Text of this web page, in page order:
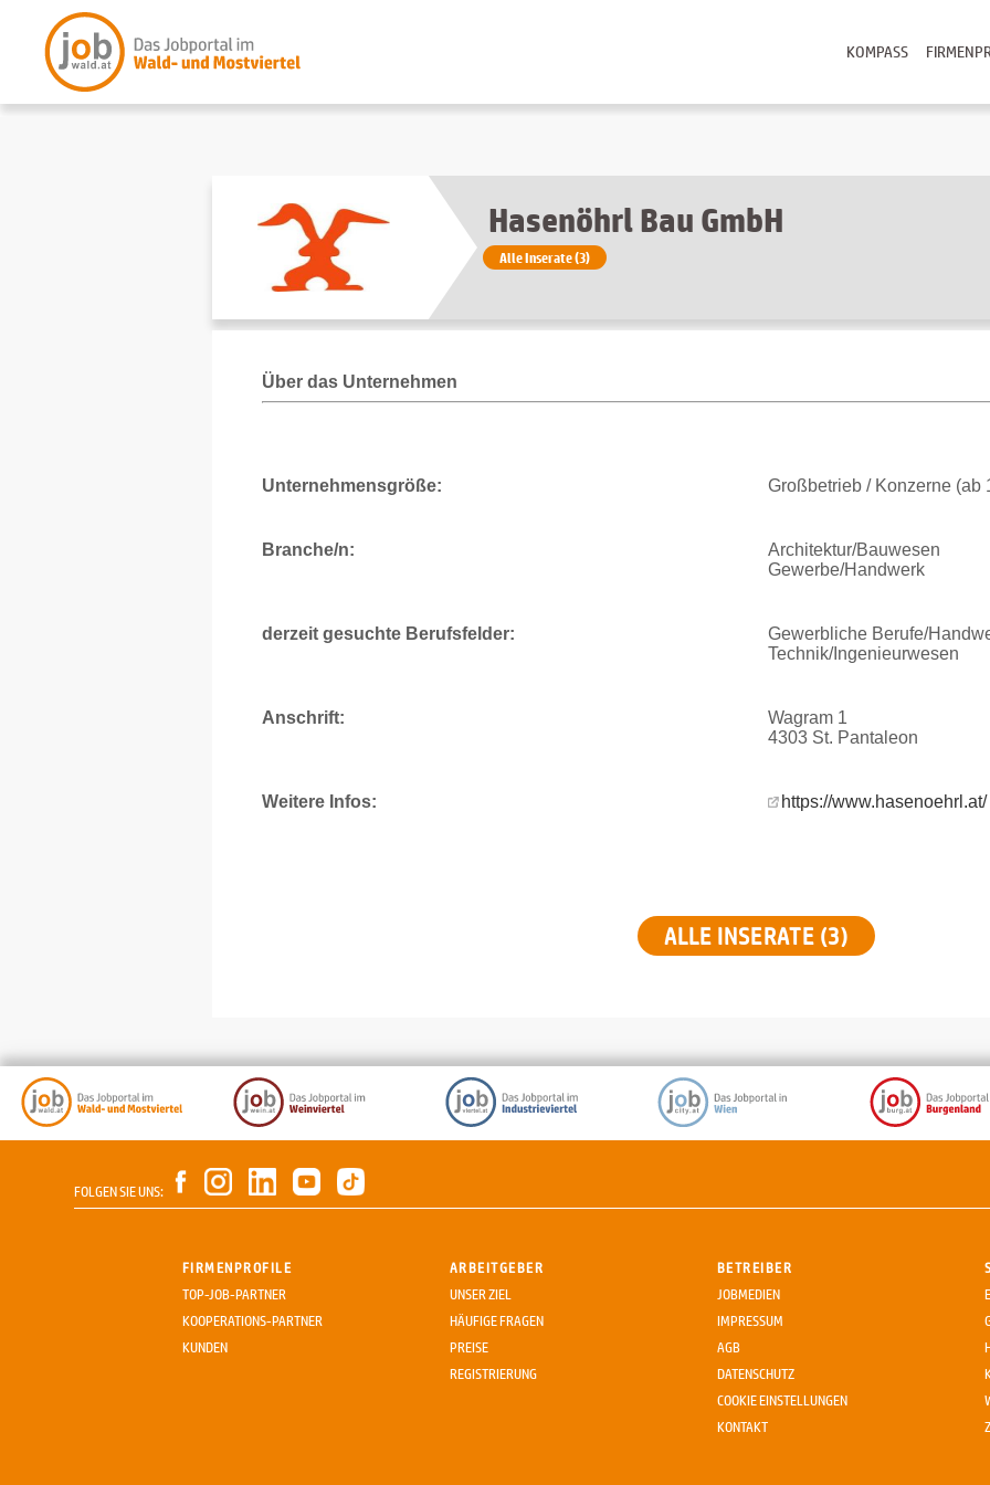
KOMPASS
Hasenöhrl Bau GmbH
Alle Inserate (3)
Über das Unternehmen
Unternehmensgröße: Großbetrieb / Konzerne (ab
Branche/n:
Architektur/Bauwesen
Gewerbe/Handwerk
derzeit gesuchte Berufsfelder:
Gewerbliche Berufe/
Technik/Ingenieurwesen
Anschrift:
Wagram 1
4303 St. Pantaleon
Weitere Infos: https://www.hasenoehrl.at/
ALLE INSERATE (3)
FOLGEN SIE UNS:
FIRMENPROFILE
TOP-JOB-PARTNER
KOOPERATIONS-PARTNER
KUNDEN
ARBEITGEBER
UNSER ZIEL
HÄUFIGE FRAGEN
PREISE
REGISTRIERUNG
BETREIBER
JOBMEDIEN
IMPRESSUM
AGB
DATENSCHUTZ
COOKIE EINSTELLUNGEN
KONTAKT